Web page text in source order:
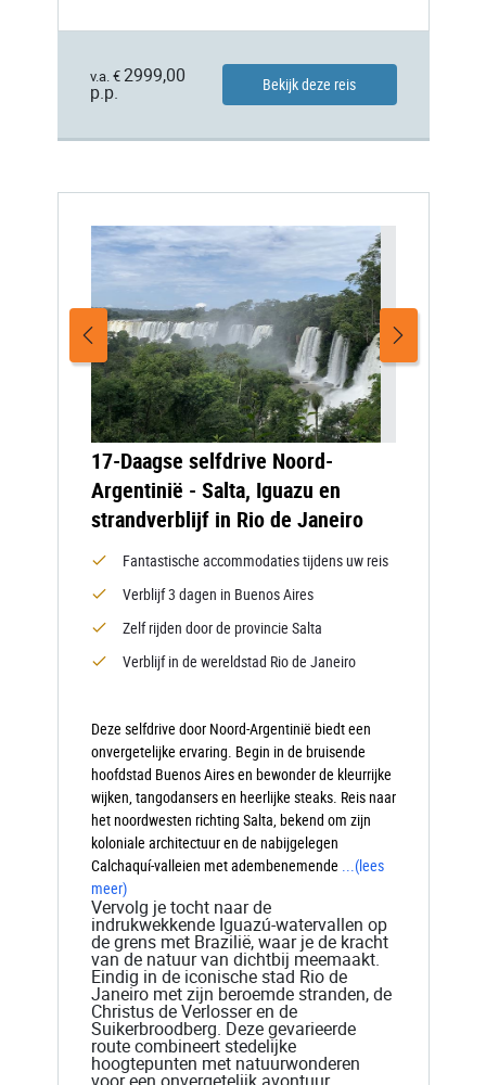
v.a. € 2999,00
p.p.
Bekijk deze reis
17-Daagse selfdrive Noord-
Argentinië - Salta, Iguazu en
strandverblijf in Rio de Janeiro
Fantastische accommodaties tijdens uw reis
Verblijf 3 dagen in Buenos Aires
Zelf rijden door de provincie Salta
Verblijf in de wereldstad Rio de Janeiro
Deze selfdrive door Noord-Argentinië biedt een
onvergetelijke ervaring. Begin in de bruisende
hoofdstad Buenos Aires en bewonder de kleurrijke
wijken, tangodansers en heerlijke steaks. Reis naar
het noordwesten richting Salta, bekend om zijn
koloniale architectuur en de nabijgelegen
Calchaquí-valleien met adembenemende ...(lees
meer)
Vervolg je tocht naar de
indrukwekkende Iguazú-watervallen op
de grens met Brazilië, waar je de kracht
van de natuur van dichtbij meemaakt.
Eindig in de iconische stad Rio de
Janeiro met zijn beroemde stranden, de
Christus de Verlosser en de
Suikerbroodberg. Deze gevarieerde
route combineert stedelijke
hoogtepunten met natuurwonderen